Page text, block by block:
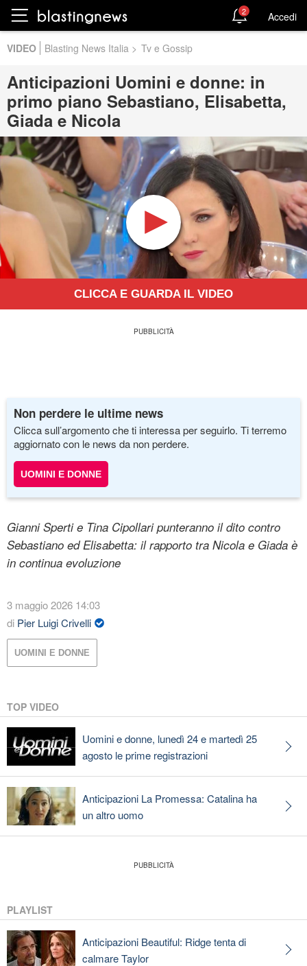
VIDEO Blasting News Italia > Tv e Gossip
Anticipazioni Uomini e donne: in
primo piano Sebastiano, Elisabetta,
Giada e Nicola
CLICCA E GUARDA IL VIDEO
Non perdere le ultime news
Clicca sull’argomento che ti interessa per seguirlo. Ti terremo
aggiornato con le news da non perdere.
UOMINI E DONNE
Gianni Sperti e Tina Cipollari punteranno il dito contro
Sebastiano ed Elisabetta: il rapporto tra Nicola e Giada è
in continua evoluzione
3 maggio 2026 14:03
di Pier Luigi Crivelli
UOMINI E DONNE
TOP VIDEO
Uomini e donne, lunedì 24 e martedì 25
agosto le prime registrazioni
Anticipazioni La Promessa: Catalina ha
un altro uomo
PLAYLIST
Anticipazioni Beautiful: Ridge tenta di
calmare Taylor
2 Accedi